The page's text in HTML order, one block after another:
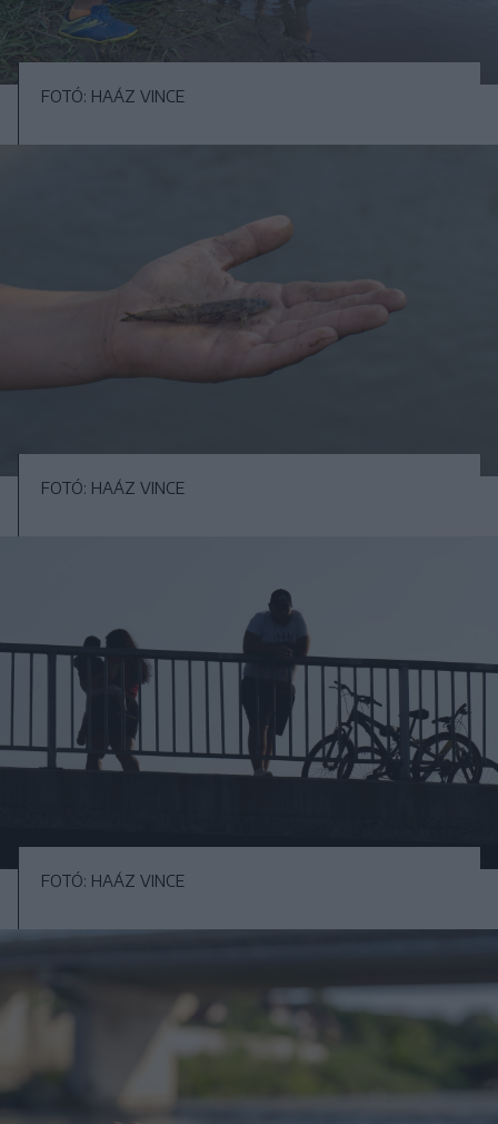
FOTÓ: HAÁZ VINCE
FOTÓ: HAÁZ VINCE
FOTÓ: HAÁZ VINCE